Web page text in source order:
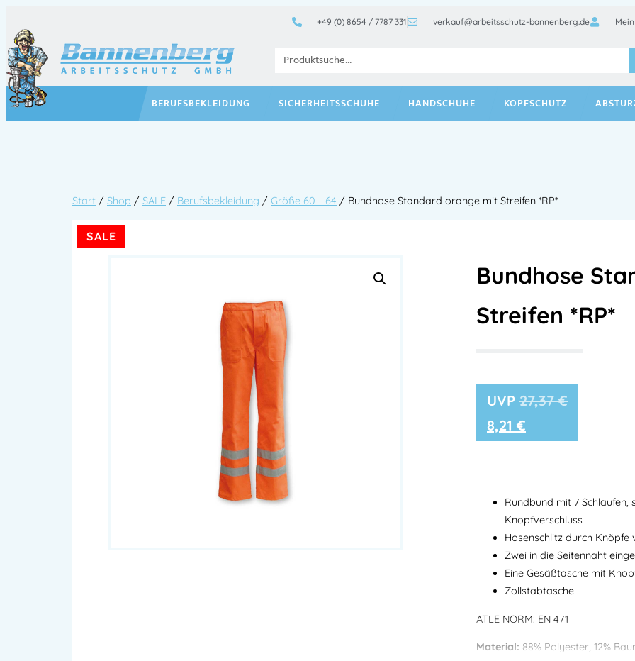
+49 (0) 8654 / 7787 331 verkauf@arbeitsschutz-bannenberg.de
BERUFSBEKLEIDUNG SICHERHEITSSCHUHE HANDSCHUHE KOPFSCHUTZ
Start / Shop / SALE / Berufsbekleidung / Größe 60 - 64 / Bundhose Standard orange mit Streifen *RP*
SALE
Bundhose
Streifen *RP*
27,37€
8,21 €
Rundbund mit 7
Knopfverschluss
Hosenschlitz durch Knöpfe
Zwei in die Seitennaht
Eine Gesäßtasche mit
Zollstabtasche
ATLE NORM: EN 471
Material: 88% Polyester, 12%